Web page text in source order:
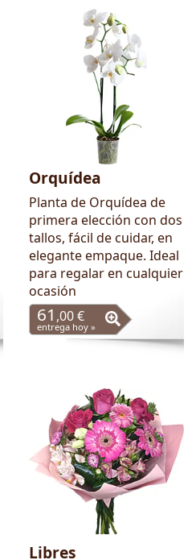
Orquídea
Planta de Orquídea de
primera elección con dos
tallos, fácil de cuidar, en
elegante empaque. Ideal
para regalar en cualquier
ocasión
61 ,00 €
entrega hoy »
Libres